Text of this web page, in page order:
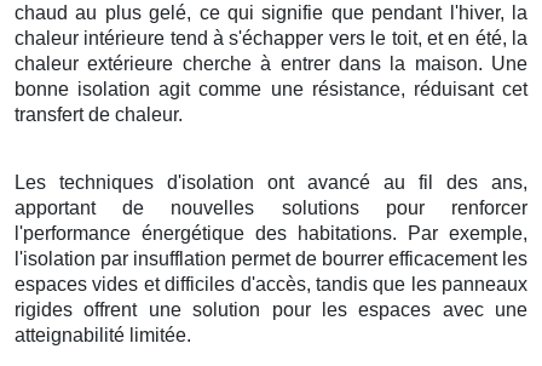
chaud au plus gelé, ce qui signifie que pendant l'hiver, la
chaleur intérieure tend à s'échapper vers le toit, et en été, la
chaleur extérieure cherche à entrer dans la maison. Une
bonne isolation agit comme une résistance, réduisant cet
transfert de chaleur.
Les techniques d'isolation ont avancé au fil des ans,
apportant de nouvelles solutions pour renforcer
l'performance énergétique des habitations. Par exemple,
l'isolation par insufflation permet de bourrer efficacement les
espaces vides et difficiles d'accès, tandis que les panneaux
rigides offrent une solution pour les espaces avec une
atteignabilité limitée.